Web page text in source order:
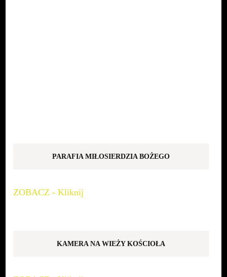
PARAFIA MIŁOSIERDZIA BOŻEGO
ZOBACZ - Kliknij
KAMERA NA WIEŻY KOŚCIOŁA